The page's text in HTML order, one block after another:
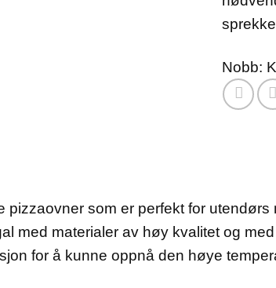
Nobb:
pizzaovner som er perfekt for utendørs
med materialer av høy kvalitet og
for å kunne oppnå den høye